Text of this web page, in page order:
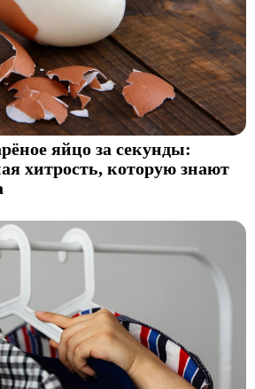
яйцо за секунды:
хитрость, которую знают